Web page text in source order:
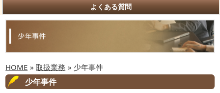
よくある質問
HOME »取扱業務 » 少年事件
少年事件